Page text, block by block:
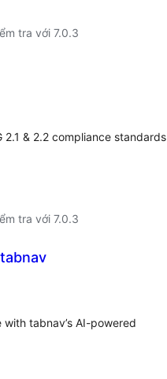
tra với 7.0.3
2.1 & 2.2 compliance standards
tra với 7.0.3
tabnav’s AI-powered